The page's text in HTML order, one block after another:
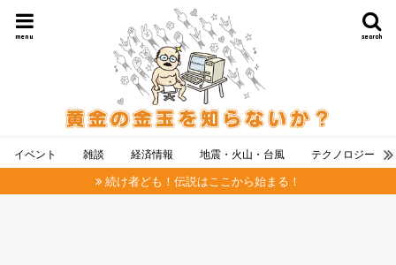
search
menu
イベント 雑談 経済情報 地震・火山・台風 テクノロジー
続け者ども！伝説はここから始まる！